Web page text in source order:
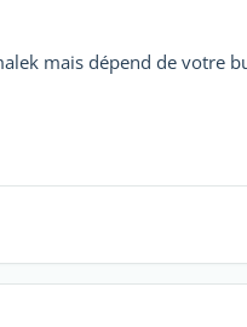
mais dépend de votre